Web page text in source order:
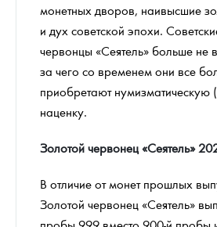
монетных дворов, наивысшие
и дух советской эпохи.
червонцы «Сеятель» больше не
за чего со временем они все
приобретают нумизматическую
наценку.
Золотой червонец «Сеятель»
В отличие от монет прошлых
Золотой червонец «Сеятель»